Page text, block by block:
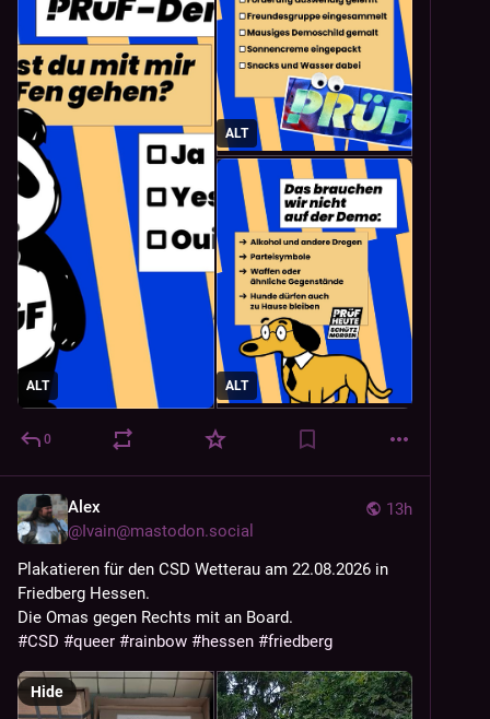
ALT
ALT
ALT
0
13h
Alex
@ Ivain@mastodon.social
Plakatieren für den CSD Wetterau am 22.08.2026 in
Friedberg Hessen.
Die Omas gegen Rechts mit an Board.
#CSD #queer #rainbow #hessen #friedberg
Hide